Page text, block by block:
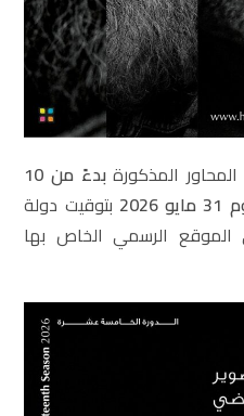
المذكورة
بدءً من 10
بتوقيت دولة
الموقع الرسمي الخاص بها